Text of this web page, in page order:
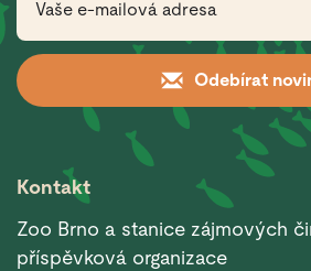
Odebírat
Kontakt
Zoo Brno a stanice zájmových
příspěvková organizace